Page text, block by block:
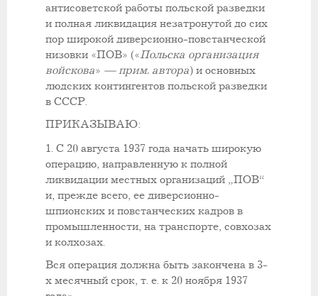
антисоветской работы польской разведки
и полная ликвидация незатронутой до сих
пор широкой диверсионно-повстанческой
низовки «ПОВ» («Польска организация
войскова» — прим. автора) и основных
людских контингентов польской разведки
в СССР.
ПРИКАЗЫВАЮ:
1. С 20 августа 1937 года начать широкую
операцию, направленную к полной
ликвидации местных организаций „ПОВ“
и, прежде всего, ее диверсионно-
шпионских и повстанческих кадров в
промышленности, на транспорте, совхозах
и колхозах.
Вся операция должна быть закончена в 3-
х месячный срок, т. е. к 20 ноября 1937